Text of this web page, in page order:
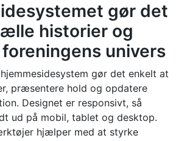
gør det
historier og
univers
gør det enkelt at
præsentere hold og opdatere
Designet er responsivt, så
ud på mobil, tablet og desktop.
hjælper med at styrke